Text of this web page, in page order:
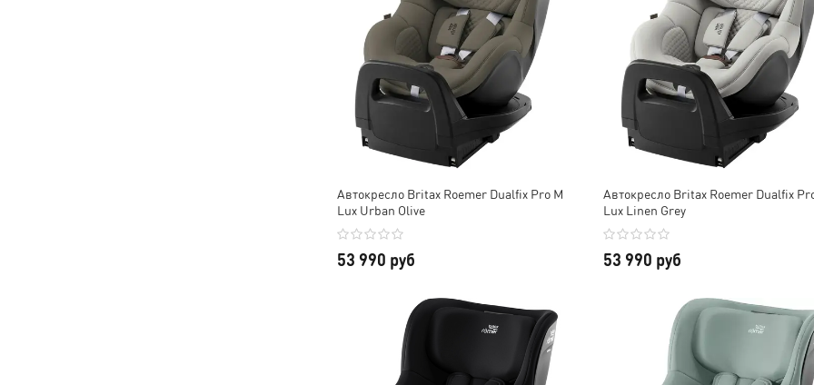
Автокресло Britax Roemer Dualfix Pro M
Lux Urban Olive
53 990 руб
Автокресло Britax Roemer Dualfix
Lux Linen Grey
53 990 руб